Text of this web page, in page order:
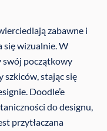
zabawne i
się wizualnie. W
swój początkowy
szkiców, stając się
Doodle’e
do designu,
przytłaczana